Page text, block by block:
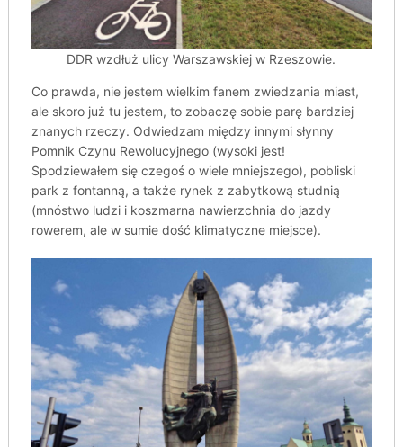
DDR wzdłuż ulicy Warszawskiej w Rzeszowie.
Co prawda, nie jestem wielkim fanem zwiedzania miast,
ale skoro już tu jestem, to zobaczę sobie parę bardziej
znanych rzeczy. Odwiedzam między innymi słynny
Pomnik Czynu Rewolucyjnego (wysoki jest!
Spodziewałem się czegoś o wiele mniejszego), pobliski
park z fontanną, a także rynek z zabytkową studnią
(mnóstwo ludzi i koszmarna nawierzchnia do jazdy
rowerem, ale w sumie dość klimatyczne miejsce).